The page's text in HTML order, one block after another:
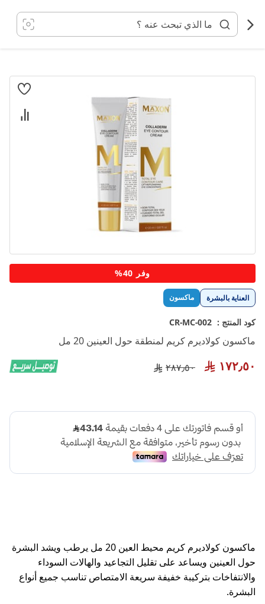
المحتوى
العناية بالبشرة ماكسون
كود المنتج : CR-MC-002
ماكسون كولاديرم كريم لمنطقة حول العينين 20 مل
١٧٢٫٥٠ ٢٨٧٫٥٠
ماكسون كولاديرم كريم محيط العين 20 مل يرطب ويشد البشرة
حول العينين ويساعد على تقليل التجاعيد والهالات السوداء
والانتفاخات بتركيبة خفيفة سريعة الامتصاص تناسب جميع أنواع
البشرة.
انتقل
تخطي
إلى
بداية
معرض
الصور
وفر 40%